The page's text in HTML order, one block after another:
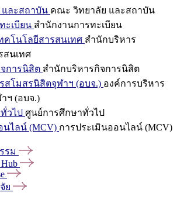
ละสถาบัน คณะ วิทยาลัย และสถาบัน
ะเบียน สำนักงานการทะเบียน
คโนโลยีสารสนเทศ สำนักบริหาร
สนเทศ
การนิสิต สำนักบริหารกิจการนิสิต
สโมสรนิสิตจุฬาฯ (อบจ.) องค์การบริหาร
ฯ (อบจ.)
วไป ศูนย์การศึกษาทั่วไป
นไลน์ (MCV) การประเมินออนไลน์ (MCV)
รม
Hub
ย